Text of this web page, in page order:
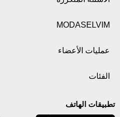
MODASELVIM
عمليات الأعضاء
الفئات
تطبيقات الهاتف